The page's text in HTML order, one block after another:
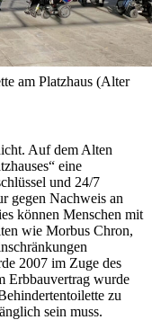
am Platzhaus (Alter
Auf dem Alten
eine
und 24/7
gegen Nachweis an
können Menschen mit
wie Morbus Chron,
2007 im Zuge des
Erbbauvertrag wurde
zu
sein muss.